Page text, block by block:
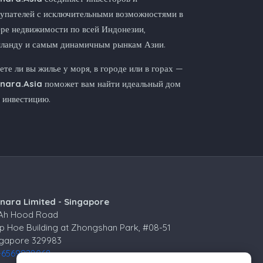
с исключительными возможностями в
недвижимости по всей Индонезии,
и самым динамичным рынкам Азии.
ли вы жилье у моря, в городе или в горах —
поможет вам найти идеальный дом
инвестицию.
Limited - Singapore
Hood Road
Hoe Building at Zhongshan Park, #08-51
329983